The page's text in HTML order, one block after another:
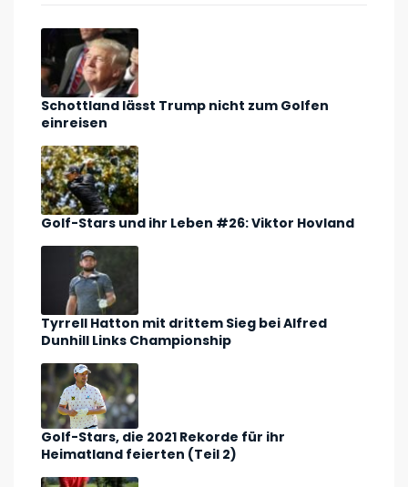
Schottland lässt Trump nicht zum Golfen
einreisen
Golf-Stars und ihr Leben #26: Viktor Hovland
Tyrrell Hatton mit drittem Sieg bei Alfred
Dunhill Links Championship
Golf-Stars, die 2021 Rekorde für ihr
Heimatland feierten (Teil 2)